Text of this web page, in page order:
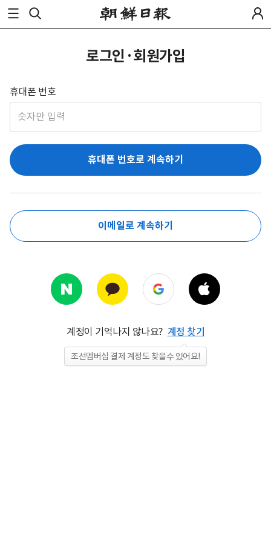
로그인·회원가입
휴대폰 번호
휴대폰 번호로 계속하기
이메일로 계속하기
계정이 기억나지 않나요? 계정 찾기
조선멤버십 결제 계정도 찾을수 있어요!